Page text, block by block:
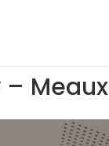
– Meaux